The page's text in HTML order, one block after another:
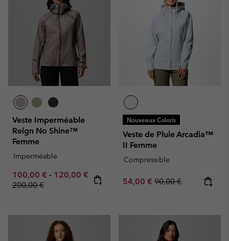
Veste Imperméable
Reign No Shine™
Femme
Imperméable
Minimum sale price:
100,00 € - Maximum sale price:
120,00 €
Regular price:
200,00 €
Nouveaux Coloris
Veste de Pluie Arcadia™
II Femme
Compressible
Sale price:
54,00 € Regular price:
90,00 €